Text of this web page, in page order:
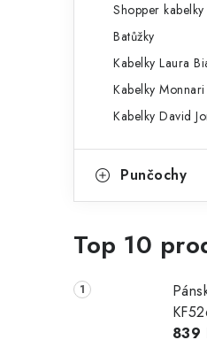
Shopper kabelky
Batůžky
Kabelky Laura
Kabelky Monnari
Kabelky David
Punčochy
Top 10
839